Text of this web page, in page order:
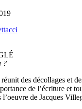
?
des décollages et
de l’écriture et
de Jacques